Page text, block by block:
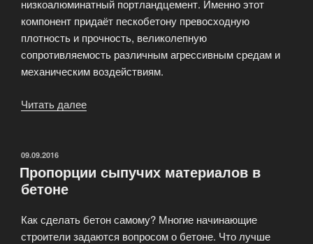
низкоалюминатный портландцемент. Именно этот
компонент придаёт пескобетону превосходную
плотность и прочность, великолепную
сопротивляемость различным агрессивным средам и
механическим воздействиям.
Читать далее
ОПУБЛИКОВАНО
09.09.2016
Пропорции сыпучих материалов в
бетоне
Как сделать бетон самому? Многие начинающие
строители задаются вопросом о бетоне. Что лучше